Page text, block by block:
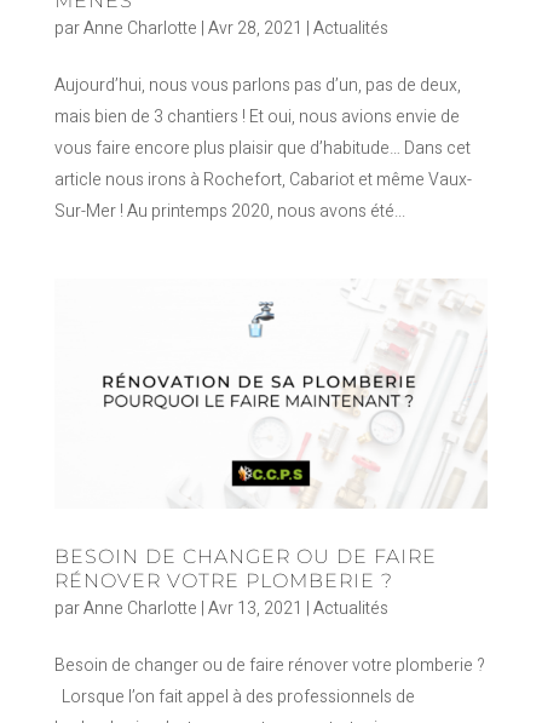
parAnne Charlotte |Avr 28, 2021 |Actualités
Aujourd’hui, nous vous parlons pas d’un, pas de deux,
mais bien de 3 chantiers ! Et oui, nous avions envie de
vous faire encore plus plaisir que d’habitude… Dans cet
article nous irons à Rochefort, Cabariot et même Vaux-
Sur-Mer ! Au printemps 2020, nous avons été...
BESOIN DE CHANGER OU DE FAIRE
RÉNOVER VOTRE PLOMBERIE ?
parAnne Charlotte |Avr 13, 2021 |Actualités
Besoin de changer ou de faire rénover votre plomberie ?
Lorsque l’on fait appel à des professionnels de